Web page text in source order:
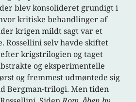
blev konsolideret grundigt i
kritiske behandlinger af
krigen mildt sagt var et
Rossellini selv havde skiftet
krigstrilogien og taget
og eksperimentelle
og fremmest udmøntede sig
Bergman-trilogi. Men tiden